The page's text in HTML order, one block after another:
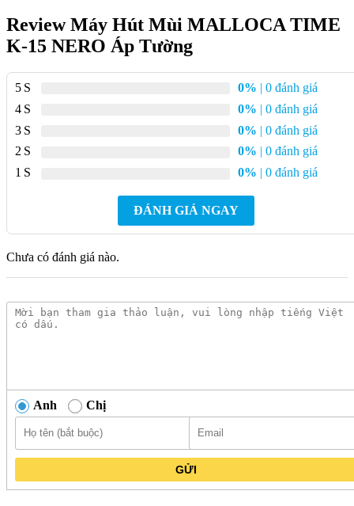
Khử mùi Than hoạt tính và ống thoát
Đèn LED 6 x 2.1W
Kích thước W896 x D277 x H(913-1258) mm
Điện áp
Bảo hành
Xuất xứ
Mô Tả Chi Tiết Máy Hút Mùi
Máy hút mùi Malloca Time K-15 Nero là dòng máy hút khói
khử mùi hiệu quả nhờ hệ thống khử mùi bằng than hoạt tính và
Máy hút mùi thuộc thương hiệu Mallaco có khả năng loại bỏ hoàn
toàn mùi khi nấu ăn trong không gian
Review Máy Hút Mùi MALLOCA TIME
K-15 NERO Áp Tường
5 0% | 0 đánh giá
4
0% | 0 đánh giá
3
0% | 0 đánh giá
2
0% | 0 đánh giá
1
0% | 0 đánh giá
ĐÁNH GIÁ NGAY
Chưa có đánh giá nào.
Anh Chị
GỬI